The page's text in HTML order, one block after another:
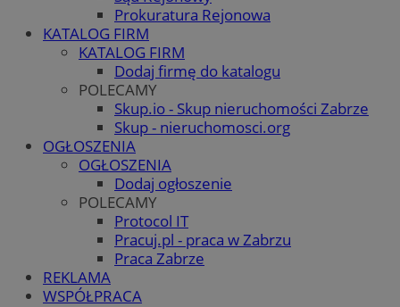
Prokuratura Rejonowa
KATALOG FIRM
KATALOG FIRM
Dodaj firmę do katalogu
POLECAMY
Skup.io - Skup nieruchomości Zabrze
Skup - nieruchomosci.org
OGŁOSZENIA
OGŁOSZENIA
Dodaj ogłoszenie
POLECAMY
Protocol IT
Pracuj.pl - praca w Zabrzu
Praca Zabrze
REKLAMA
WSPÓŁPRACA